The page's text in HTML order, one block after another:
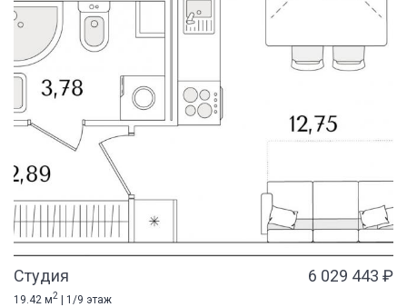
Студия 6 029 443 ₽
19.42 м2 | 1/9 этаж